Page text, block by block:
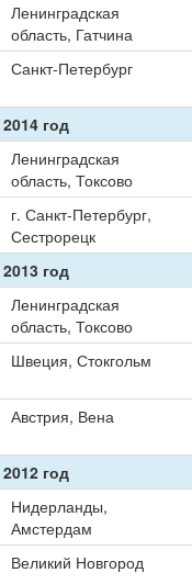
Ленинградская
область, Гатчина
Санкт-Петербург
2014 год
Ленинградская
область, Токсово
г. Санкт-Петербург,
Сестрорецк
2013 год
Ленинградская
область, Токсово
Швеция, Стокгольм
Австрия, Вена
2012 год
Нидерланды,
Амстердам
Великий Новгород